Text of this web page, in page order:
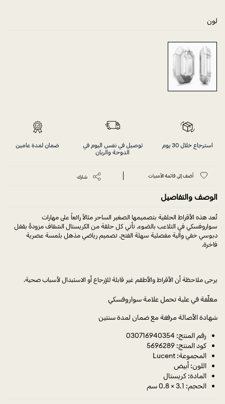
لون
استرجاع خلال 30 يوم
توصيل في نفس اليوم في
الدوحة والريان
ضمان لمدة عامين
أضف إلى قائمة الأمنيات شارك
الوصف والتفاصيل
تُعد هذه الأقراط الحلقية بتصميمها الصغير الساحر مثالاً رائعاً على مهارات
سواروفسكي في التلاعب بالضوء. تأتي كل حلقة من الكريستال الشفاف مزودةً بقفل
دبوسي خفي وآلية مفصلية سهلة الفتح. تصميم رياضي مذهل بلمسة عصرية
فاخرة.
يرجى ملاحظة أن الأقراط والأطقم غير قابلة للإرجاع أو الاستبدال لأسباب صحية.
مغلّفة في علبة تحمل علامة سواروفسكي
شهادة الأصالة مرفقة مع ضمان لمدة سنتين
رقم المنتج: 030716940354
كود المنتج: 5696289
المجموعة: Lucent
اللون: أبيض
المادة: كريستال
الحجم: 3.1 × 0.8 سم